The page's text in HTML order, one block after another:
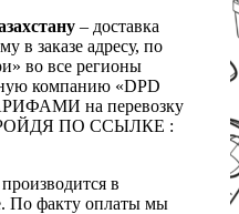
– доставка
в заказе адресу, по
во все регионы
компанию «DPD
на перевозку
ПРОЙДЯ ПО ССЫЛКЕ :
в
По факту оплаты мы